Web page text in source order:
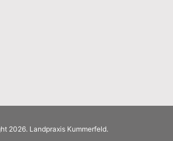
2026. Landpraxis Kummerfeld.